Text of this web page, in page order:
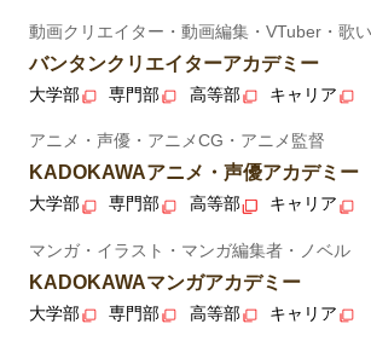
動画クリエイター・動画編集・VTuber・歌
バンタンクリエイターアカデミー
大学部 専門部 高等部 キャリア
アニメ・声優・アニメCG・アニメ監督
KADOKAWAアニメ・声優アカデミー
大学部 専門部 高等部 キャリア
マンガ・イラスト・マンガ編集者・ノベル
KADOKAWAマンガアカデミー
大学部 専門部 高等部 キャリア